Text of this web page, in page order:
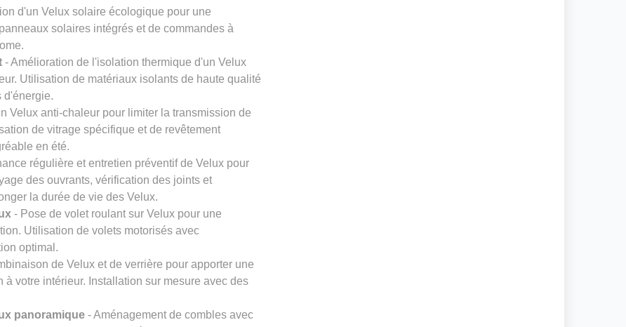
d'un Velux solaire écologique pour une
solaires intégrés et de commandes à
- Amélioration de l'isolation thermique d'un Velux
Utilisation de matériaux isolants de haute qualité
d'énergie.
Velux anti-chaleur pour limiter la transmission de
de vitrage spécifique et de revêtement
en été.
régulière et entretien préventif de Velux pour
des ouvrants, vérification des joints et
la durée de vie des Velux.
- Pose de volet roulant sur Velux pour une
Utilisation de volets motorisés avec
optimal.
de Velux et de verrière pour apporter une
à votre intérieur. Installation sur mesure avec des
panoramique - Aménagement de combles avec